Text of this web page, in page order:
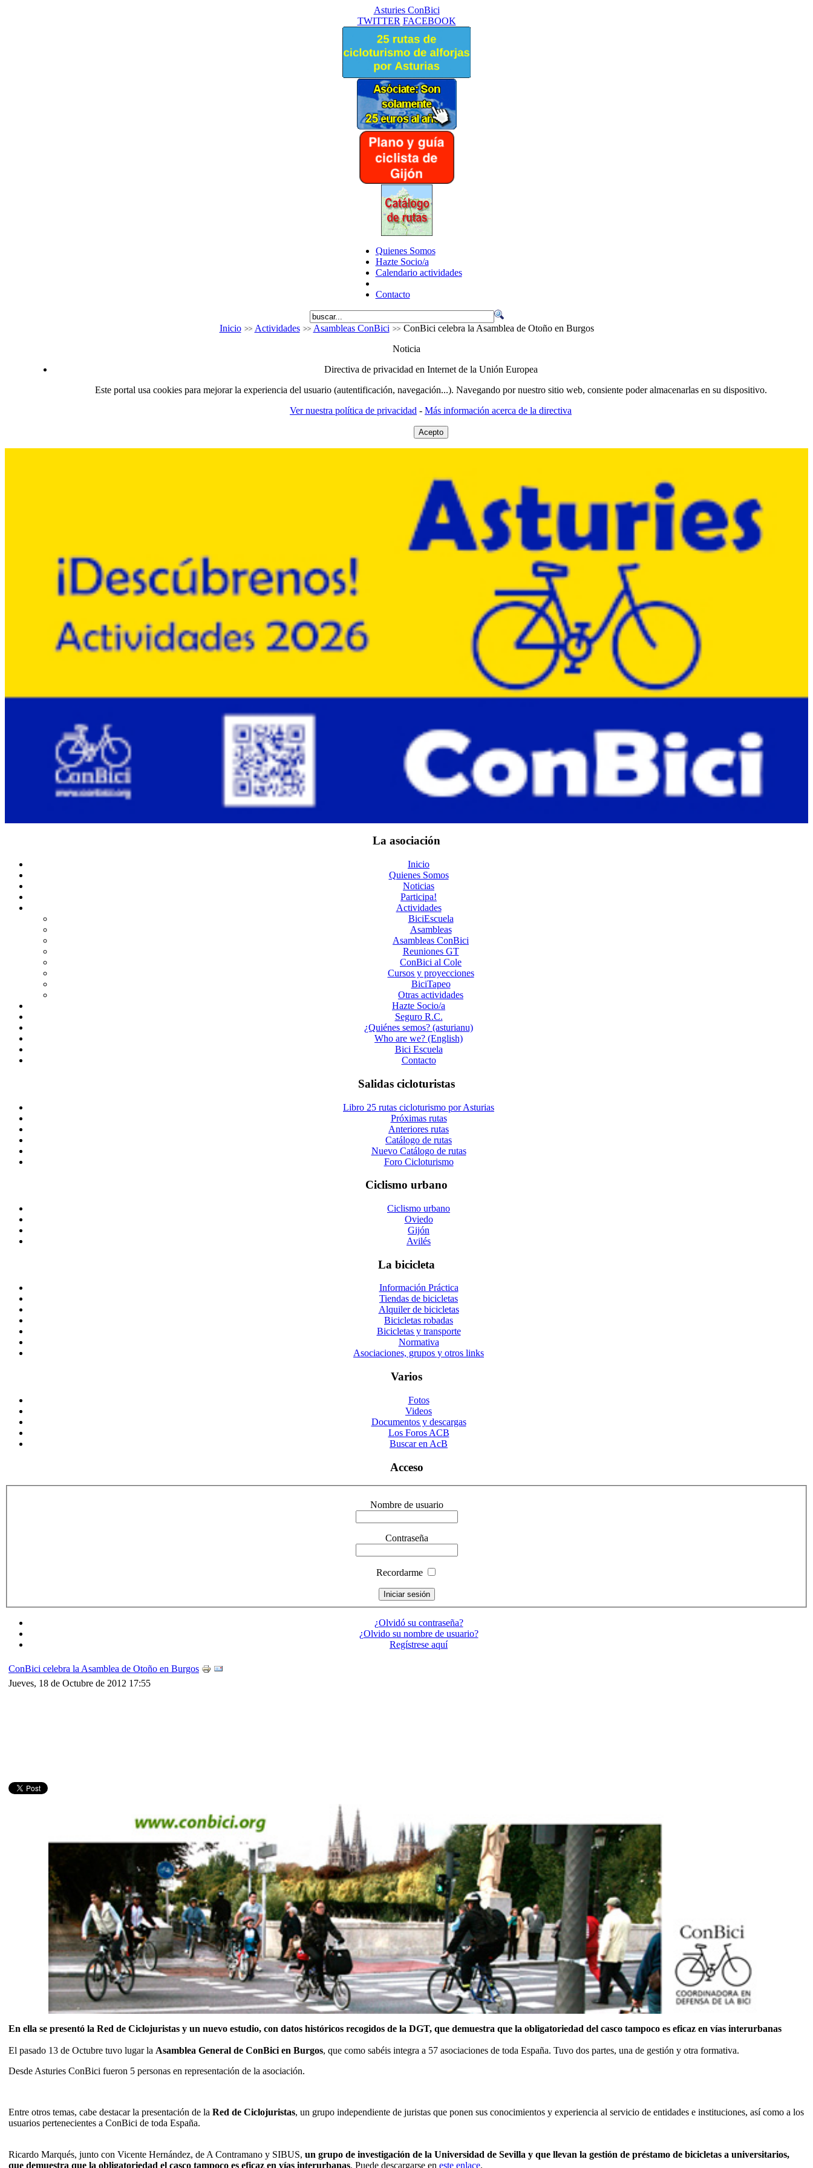
Asturies ConBici
TWITTER FACEBOOK
Quienes Somos
Hazte Socio/a
Calendario actividades
Contacto
Inicio Actividades Asambleas ConBici
ConBici celebra la Asamblea de Otoño en Burgos
Noticia
Directiva de privacidad en Internet de la Unión Europea
Este portal usa cookies para mejorar la experiencia del usuario (autentificación, navegación...). Navegando por nuestro sitio web, consiente poder almacenarlas en su dispositivo.
Ver nuestra política de privacidad - Más información acerca de la directiva
Acepto
La asociación
Inicio
Quienes Somos
Noticias
Participa!
Actividades
BiciEscuela
Asambleas
Asambleas ConBici
Reuniones GT
ConBici al Cole
Cursos y proyecciones
BiciTapeo
Otras actividades
Hazte Socio/a
Seguro R.C.
¿Quiénes semos? (asturianu)
Who are we? (English)
Bici Escuela
Contacto
Salidas cicloturistas
Libro 25 rutas cicloturismo por Asturias
Próximas rutas
Anteriores rutas
Catálogo de rutas
Nuevo Catálogo de rutas
Foro Cicloturismo
Ciclismo urbano
Ciclismo urbano
Oviedo
Gijón
Avilés
La bicicleta
Información Práctica
Tiendas de bicicletas
Alquiler de bicicletas
Bicicletas robadas
Bicicletas y transporte
Normativa
Asociaciones, grupos y otros links
Varios
Fotos
Videos
Documentos y descargas
Los Foros ACB
Buscar en AcB
Acceso
Nombre de usuario
Contraseña
Recordarme
¿Olvidó su contraseña?
¿Olvido su nombre de usuario?
Regístrese aquí
ConBici celebra la Asamblea de Otoño en Burgos
Jueves, 18 de Octubre de 2012 17:55
En ella se presentó la Red de Ciclojuristas y un nuevo estudio, con datos históricos recogidos de la DGT, que demuestra que la obligatoriedad del casco tampoco es eficaz en vías interurbanas
El pasado 13 de Octubre tuvo lugar la Asamblea General de ConBici en Burgos, que como sabéis integra a 57 asociaciones de toda España. Tuvo dos partes, una de gestión y otra formativa.
Desde Asturies ConBici fueron 5 personas en representación de la asociación.
Entre otros temas, cabe destacar la presentación de la Red de Ciclojuristas, un grupo independiente de juristas que ponen sus conocimientos y experiencia al servicio de entidades e instituciones, así como a los
usuarios pertenecientes a ConBici de toda España.
Ricardo Marqués, junto con Vicente Hernández, de A Contramano y SIBUS, un grupo de investigación de la Universidad de Sevilla y que llevan la gestión de préstamo de bicicletas a universitarios,
que demuestra que la obligatoriedad el casco tampoco es eficaz en vías interurbanas. Puede descargarse en este enlace.